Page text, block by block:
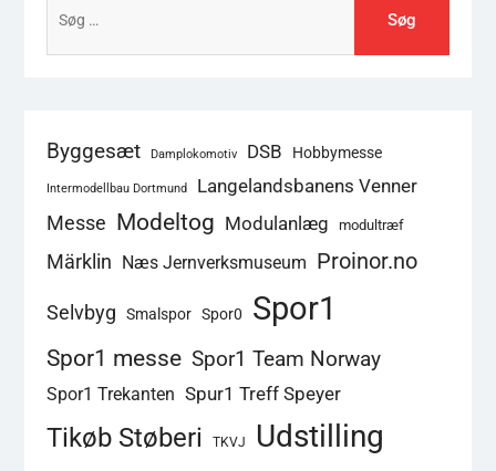
efter:
Byggesæt Damplokomotiv DSB Hobbymesse
Intermodellbau Dortmund
Langelandsbanens Venner
Messe Modeltog Modulanlæg modultræf
Märklin Næs Jernverksmuseum Proinor.no
Selvbyg Smalspor Spor0 Spor1
Spor1 messe Spor1 Team Norway
Spor1 Trekanten Spur1 Treff Speyer
Tikøb Støberi TKVJ Udstilling